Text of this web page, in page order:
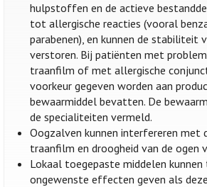
hulpstoffen en de actieve
tot allergische reacties (vooral
parabenen), en kunnen de stabiliteit
verstoren. Bij patiënten met
traanfilm of met allergische
voorkeur gegeven worden aan
bewaarmiddel bevatten. De
de specialiteiten vermeld.
Oogzalven kunnen interfereren met
traanfilm en droogheid van de ogen
Lokaal toegepaste middelen
ongewenste effecten geven als